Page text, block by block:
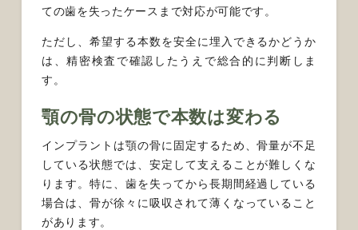
ての歯を失ったケースまで対応が可能です。
ただし、希望する本数を安全に埋入できるかどうか
は、精密検査で確認したうえで総合的に判断しま
す。
顎の骨の状態で本数は変わる
インプラントは顎の骨に固定するため、骨量が不足
している状態では、安定して支えることが難しくな
ります。特に、歯を失ってから長期間経過している
場合は、骨が徐々に吸収されて薄くなっていること
があります。